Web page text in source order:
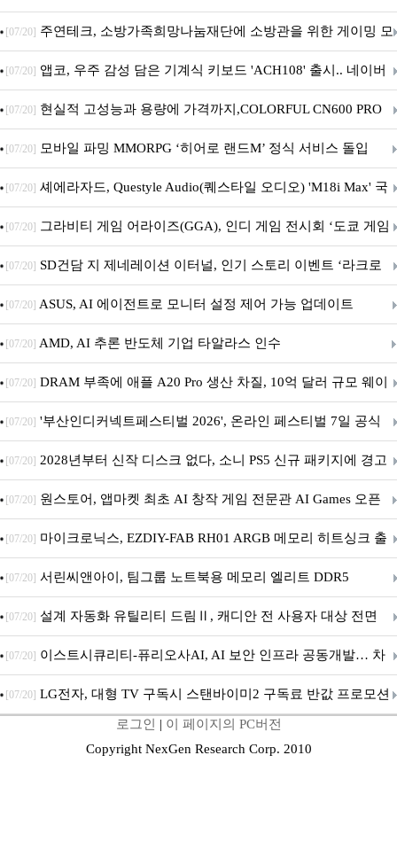
픈
[07/20] 주연테크, 소방가족희망나눔재단에 소방관을 위한 게이밍 모
니터·스마트 펫 침대 기부
[07/20] 앱코, 우주 감성 담은 기계식 키보드 'ACH108' 출시.. 네이버
브랜드데이 기획전 진행
[07/20] 현실적 고성능과 용량에 가격까지,COLORFUL CN600 PRO
M.2 NVMe 디앤디컴 1TB
[07/20] 모바일 파밍 MMORPG ‘히어로 랜드M’ 정식 서비스 돌입
[07/20] 셰에라자드, Questyle Audio(퀘스타일 오디오) 'M18i Max' 국
내 정식 출시
[07/20] 그라비티 게임 어라이즈(GGA), 인디 게임 전시회 ‘도쿄 게임
던전 13’ 참가!
[07/20] SD건담 지 제네레이션 이터널, 인기 스토리 이벤트 ‘라크로
아의 용사’ 재개최 및 풍성한 기념 이벤트 실시!
[07/20] ASUS, AI 에이전트로 모니터 설정 제어 가능 업데이트
[07/20] AMD, AI 추론 반도체 기업 타알라스 인수
[07/20] DRAM 부족에 애플 A20 Pro 생산 차질, 10억 달러 규모 웨이
퍼 대기
[07/20] '부산인디커넥트페스티벌 2026', 온라인 페스티벌 7일 공식
개막... 22일간 진행
[07/20] 2028년부터 신작 디스크 없다, 소니 PS5 신규 패키지에 경고
문 추가
[07/20] 원스토어, 앱마켓 최초 AI 창작 게임 전문관 AI Games 오픈
[07/20] 마이크로닉스, EZDIY-FAB RH01 ARGB 메모리 히트싱크 출
시
[07/20] 서린씨앤아이, 팀그룹 노트북용 메모리 엘리트 DDR5
5600MHz 16GB 출시
[07/20] 설계 자동화 유틸리티 드림Ⅱ, 캐디안 전 사용자 대상 전면
무상 배포
[07/20] 이스트시큐리티-퓨리오사AI, AI 보안 인프라 공동개발… 차
세대 AI 보안 플랫폼 구축
[07/20] LG전자, 대형 TV 구독시 스탠바이미2 구독료 반값 프로모션
로그인 | 이 페이지의 PC버전
Copyright NexGen Research Corp. 2010